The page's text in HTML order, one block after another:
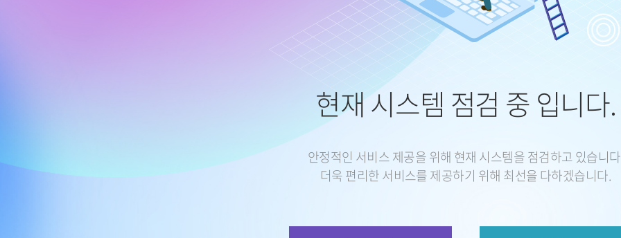
현재 시스템 점검 중 입니다.
안정적인 서비스 제공을 위해 현재 시스템을 점검하고 있습니
더욱 편리한 서비스를 제공하기 위해 최선을 다하겠습니다.